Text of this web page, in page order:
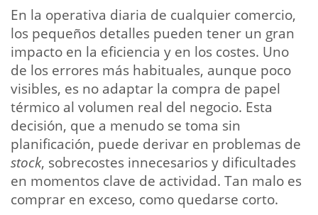
En la operativa diaria de cualquier comercio,
los pequeños detalles pueden tener un gran
impacto en la eficiencia y en los costes. Uno
de los errores más habituales, aunque poco
visibles, es no adaptar la compra de papel
térmico al volumen real del negocio. Esta
decisión, que a menudo se toma sin
planificación, puede derivar en problemas de
stock, sobrecostes innecesarios y dificultades
en momentos clave de actividad. Tan malo es
comprar en exceso, como quedarse corto.